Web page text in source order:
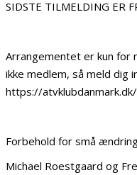
SIDSTE TILMELDING ER
Arrangementet er kun for
ikke medlem, så meld dig
https://
Forbehold for små
Michael Roestgaard og